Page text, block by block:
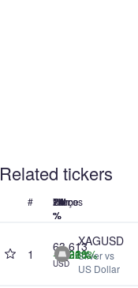
Related tickers
# Nome
Preços
24h
%
7d
%
1M
%
1A
%
1
XAGUSD
Silver vs
US Dollar
63.613
USD
+3.21%
+8.61%
+6.06%
+66.28%